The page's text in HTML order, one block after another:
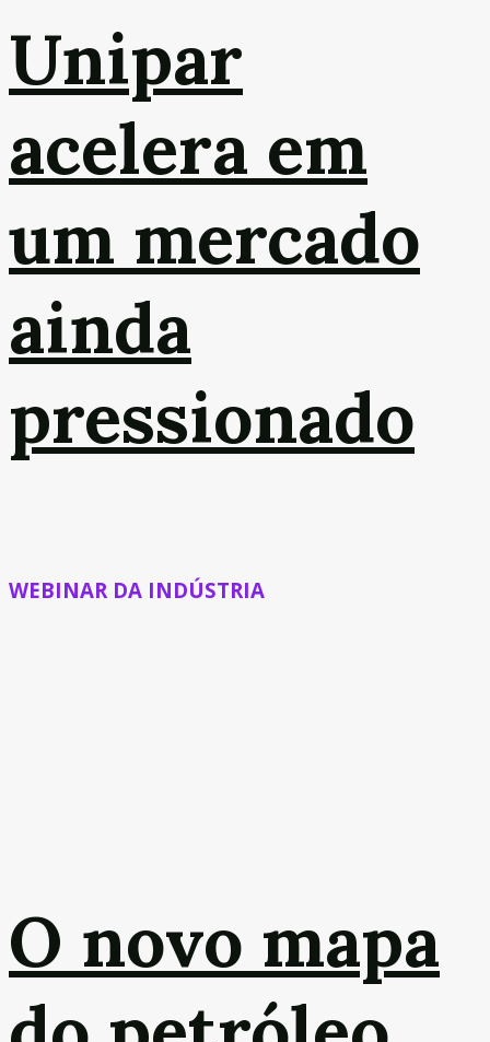
Unipar
acelera em
um mercado
ainda
pressionado
WEBINAR DA INDÚSTRIA
O novo mapa